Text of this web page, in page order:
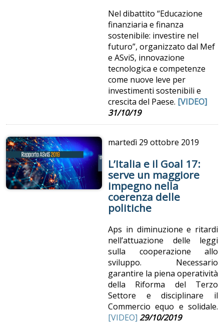
Nel dibattito “Educazione
finanziaria e finanza
sostenibile: investire nel
futuro”, organizzato dal Mef
e ASviS, innovazione
tecnologica e competenze
come nuove leve per
investimenti sostenibili e
crescita del Paese. [VIDEO]
31/10/19
martedì 29 ottobre 2019
L’Italia e il Goal 17:
serve un maggiore
impegno nella
coerenza delle
politiche
Aps in diminuzione e ritardi
nell’attuazione delle leggi
sulla cooperazione allo
sviluppo. Necessario
garantire la piena operatività
della Riforma del Terzo
Settore e disciplinare il
Commercio equo e solidale.
[VIDEO] 29/10/2019